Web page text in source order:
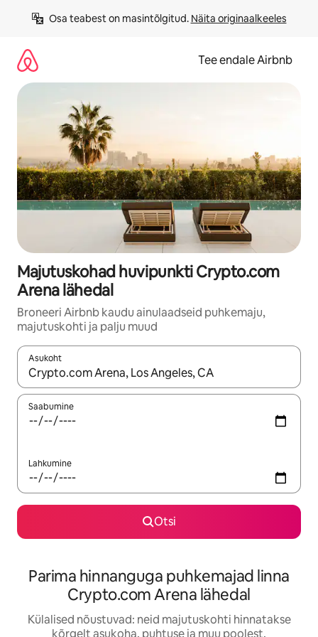
Osa teabest on masintõlgitud. Näita originaalkeeles
Tee endale Airbnb
Majutuskohad huvipunkti Crypto.com
Arena lähedal
Broneeri Airbnb kaudu ainulaadseid puhkemaju,
majutuskohti ja palju muud
Asukoht
Kui tulemused on kuvatud, liigu ekraanil nooleklahvidega või
Saabumine
Lahkumine
Otsi
Parima hinnanguga puhkemajad linna
Crypto.com Arena lähedal
Külalised nõustuvad: neid majutuskohti hinnatakse
kõrgelt asukoha, puhtuse ja muu poolest.